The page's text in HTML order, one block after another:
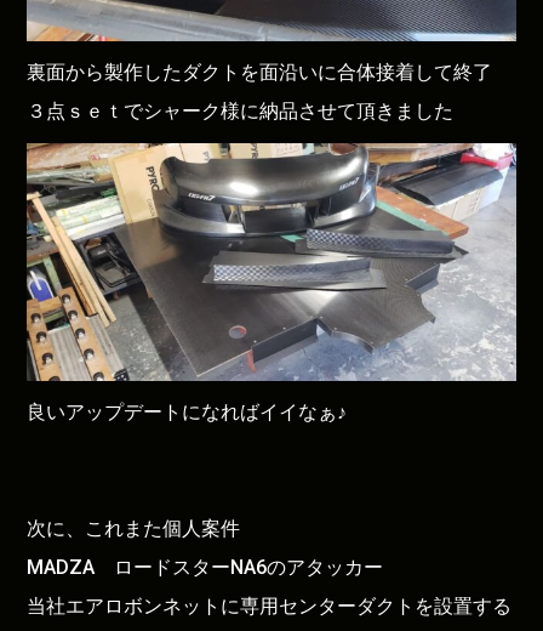
裏面から製作したダクトを面沿いに合体接着して終了
３点ｓｅｔでシャーク様に納品させて頂きました
良いアップデートになればイイなぁ♪
次に、これまた個人案件
MADZA ロードスターNA6のアタッカー
当社エアロボンネットに専用センターダクトを設置する